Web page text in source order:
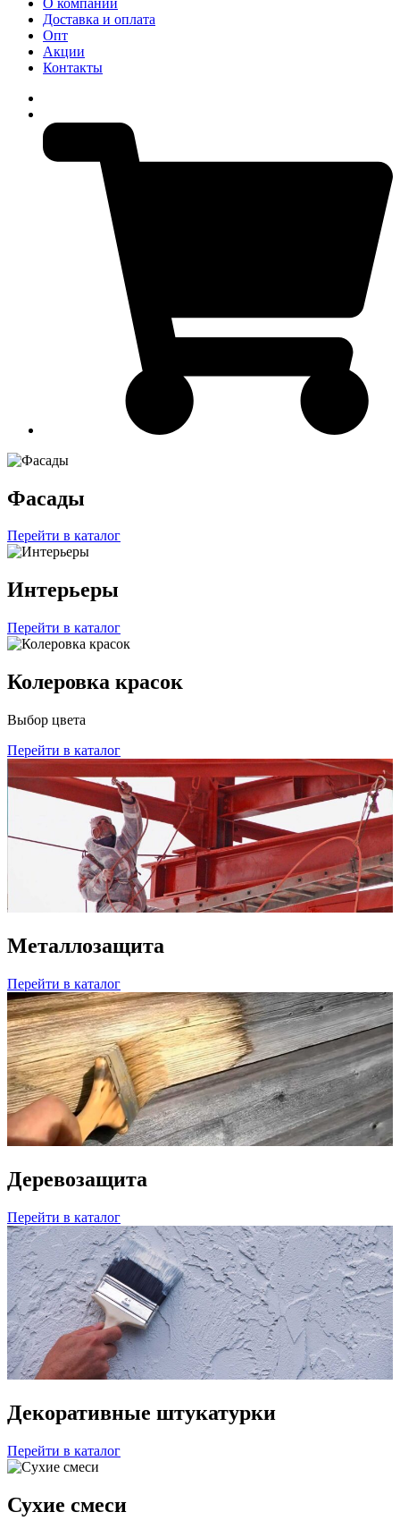
О компании
Доставка и оплата
Опт
Акции
Контакты
Фасады
Перейти в каталог
Интерьеры
Перейти в каталог
Колеровка красок
Выбор цвета
Перейти в каталог
Металлозащита
Перейти в каталог
Деревозащита
Перейти в каталог
Декоративные штукатурки
Перейти в каталог
Сухие смеси